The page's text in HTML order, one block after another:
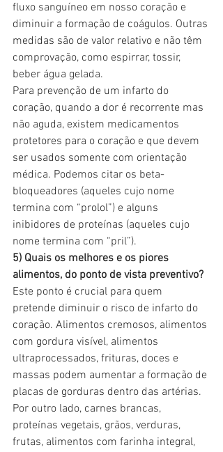
fluxo sanguíneo em nosso coração e
diminuir a formação de coágulos. Outras
medidas são de valor relativo e não têm
comprovação, como espirrar, tossir,
beber água gelada.
Para prevenção de um infarto do
coração, quando a dor é recorrente mas
não aguda, existem medicamentos
protetores para o coração e que devem
ser usados somente com orientação
médica. Podemos citar os beta-
bloqueadores (aqueles cujo nome
termina com “prolol”) e alguns
inibidores de proteínas (aqueles cujo
nome termina com “pril”).
5) Quais os melhores e os piores
alimentos, do ponto de vista preventivo?
Este ponto é crucial para quem
pretende diminuir o risco de infarto do
coração. Alimentos cremosos, alimentos
com gordura visível, alimentos
ultraprocessados, frituras, doces e
massas podem aumentar a formação de
placas de gorduras dentro das artérias.
Por outro lado, carnes brancas,
proteínas vegetais, grãos, verduras,
frutas, alimentos com farinha integral,